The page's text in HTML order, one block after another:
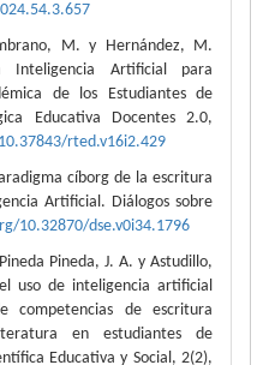
M. y Hernández, M.
Inteligencia Artificial para
de los Estudiantes de
Educativa Docentes 2.0,
rted.v16i2.429
cíborg de la escritura
Artificial. Diálogos sobre
10.32870/dse.v0i34.1796
Pineda, J. A. y Astudillo,
uso de inteligencia artificial
competencias de escritura
en estudiantes de
Educativa y Social, 2(2),